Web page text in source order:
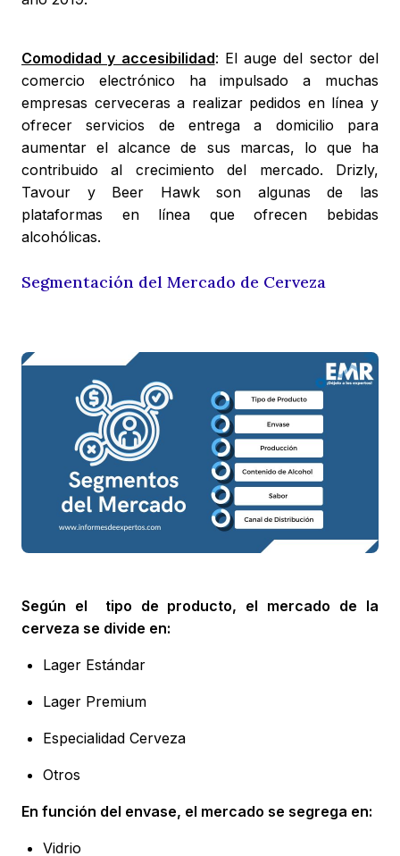
Comodidad y accesibilidad: El auge del sector del
comercio electrónico ha impulsado a muchas
empresas cerveceras a realizar pedidos en línea y
ofrecer servicios de entrega a domicilio para
aumentar el alcance de sus marcas, lo que ha
contribuido al crecimiento del mercado. Drizly,
Tavour y Beer Hawk son algunas de las
plataformas en línea que ofrecen bebidas
alcohólicas.
Segmentación del Mercado de Cerveza
Según el tipo de producto, el mercado de la
cerveza se divide en:
Lager Estándar
Lager Premium
Especialidad Cerveza
Otros
En función del envase, el mercado se segrega en:
Vidrio